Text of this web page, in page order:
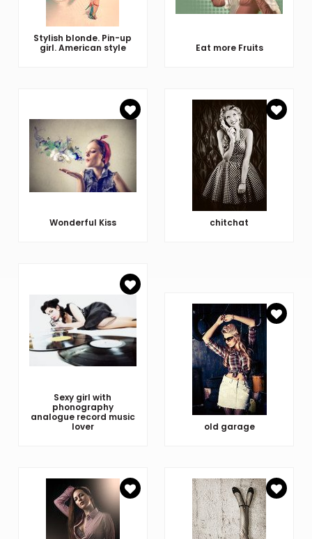
Stylish blonde. Pin-up
girl. American style
Eat more Fruits
Wonderful Kiss chitchat
Sexy girl with
phonography
analogue record music
lover
old garage